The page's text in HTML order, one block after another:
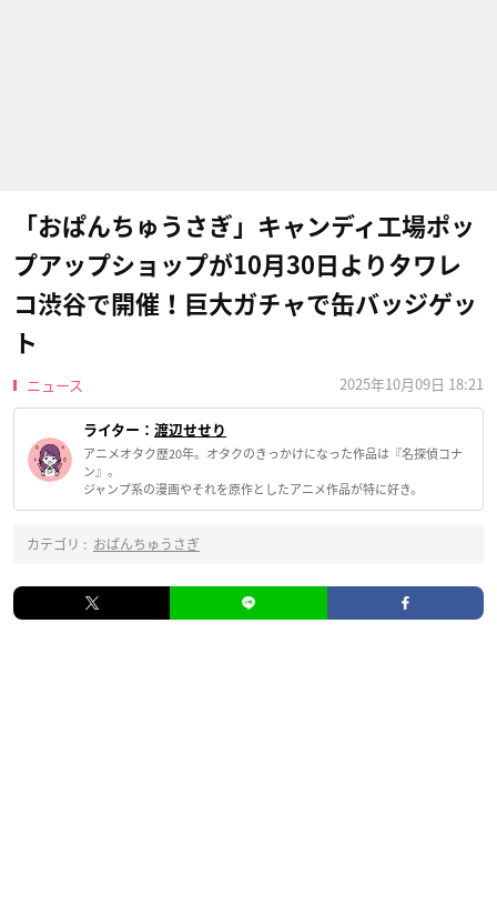
「おぱんちゅうさぎ」キャンディ工場ポッ
プアップショップが10月30日よりタワレ
コ渋谷で開催！巨大ガチャで缶バッジゲッ
ト
ニュース 2025年10月09日 18:21
ライター： 渡辺せせり
アニメオタク歴20年。オタクのきっかけになった作品は『名探偵コナ
ン』。
ジャンプ系の漫画やそれを原作としたアニメ作品が特に好き。
カテゴリ : おぱんちゅうさぎ